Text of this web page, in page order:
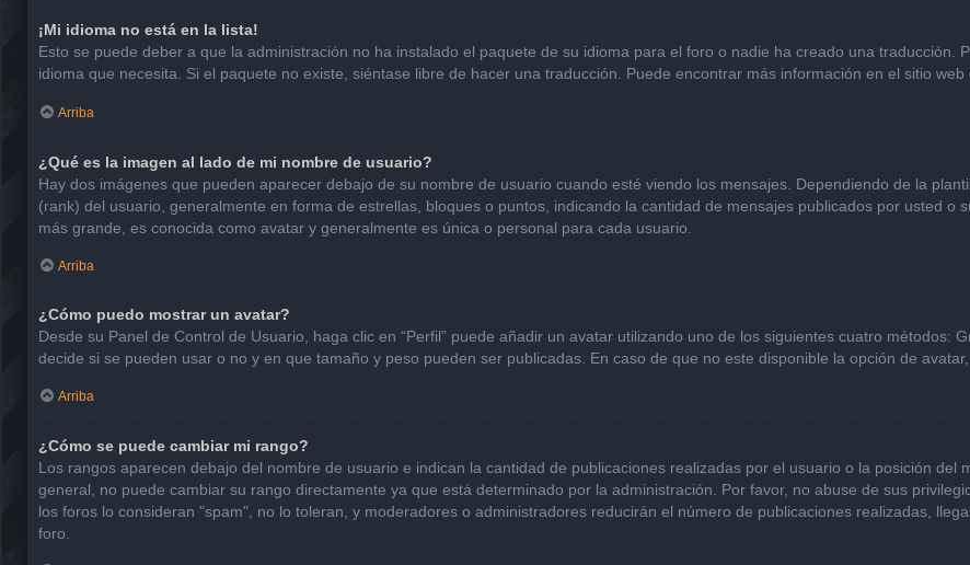
¡Mi idioma no está en la lista!
Esto se puede deber a que la administración no ha instalado el paquete de su idioma para el foro o nadie ha creado una traducción.
idioma que necesita. Si el paquete no existe, siéntase libre de hacer una traducción. Puede encontrar más información en el sitio web
Arriba
¿Qué es la imagen al lado de mi nombre de usuario?
Hay dos imágenes que pueden aparecer debajo de su nombre de usuario cuando esté viendo los mensajes. Dependiendo de la
(rank) del usuario, generalmente en forma de estrellas, bloques o puntos, indicando la cantidad de mensajes publicados por usted o
más grande, es conocida como avatar y generalmente es única o personal para cada usuario.
Arriba
¿Cómo puedo mostrar un avatar?
Desde su Panel de Control de Usuario, haga clic en “Perfil” puede añadir un avatar utilizando uno de los siguientes cuatro métodos:
decide si se pueden usar o no y en que tamaño y peso pueden ser publicadas. En caso de que no este disponible la opción de
Arriba
¿Cómo se puede cambiar mi rango?
Los rangos aparecen debajo del nombre de usuario e indican la cantidad de publicaciones realizadas por el usuario o la posición
general, no puede cambiar su rango directamente ya que está determinado por la administración. Por favor, no abuse de sus
los foros lo consideran "spam", no lo toleran, y moderadores o administradores reducirán el número de publicaciones realizadas,
foro.